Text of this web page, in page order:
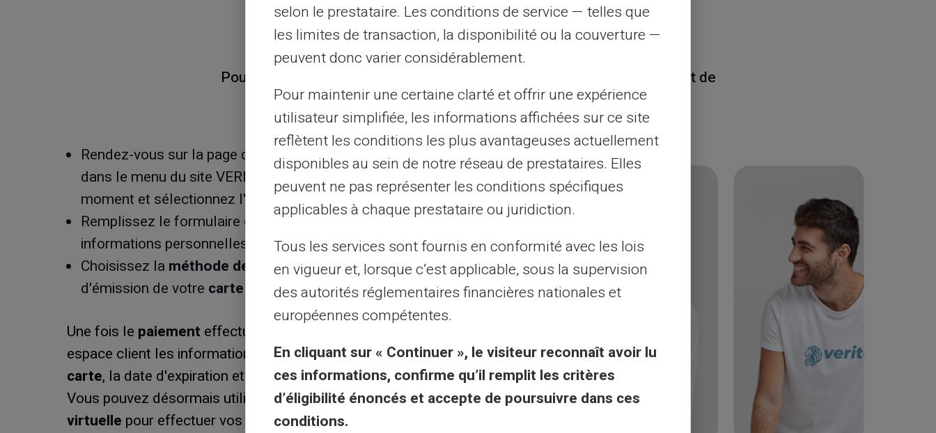
VERITAS Mastercard® ?
Pour obtenir une
, il suffit de
suivre ces quelques étapes :
Rendez-vous sur la page d’accueil ou tout simplement
dans le menu du site VERITAS, sur lequel vous êtes en ce
moment et sélectionnez l'option 'Obtenir ma
carte
Remplissez le formulaire d'inscription en indiquant vos
informations personnelles.
Choisissez la méthode de paiementpour régler les frais
d'émission de votre carte prépayée virtuelle.
Une fois le paiement effectué, vous recevez* dans votre
espace client les informations contenant votre numéro de
carte, la date d'expiration et le cryptogramme visuel (CVV).
Vous pouvez désormais utiliser votrecarte prépayée
virtuelle pour effectuer vos transactions en ligne.
selon le prestataire. Les conditions de service — telles que
les limites de transaction, la disponibilité ou la couverture —
peuvent donc varier considérablement.
Pour maintenir une certaine clarté et offrir une expérience
utilisateur simplifiée, les informations affichées sur ce site
reflètent les conditions les plus avantageuses actuellement
disponibles au sein de notre réseau de prestataires. Elles
peuvent ne pas représenter les conditions spécifiques
applicables à chaque prestataire ou juridiction.
Tous les services sont fournis en conformité avec les lois
en vigueur et, lorsque c’est applicable, sous la supervision
des autorités réglementaires financières nationales et
européennes compétentes.
En cliquant sur « Continuer », le visiteur reconnaît avoir lu
ces informations, confirme qu’il remplit les critères
d’éligibilité énoncés et accepte de poursuivre dans ces
conditions.